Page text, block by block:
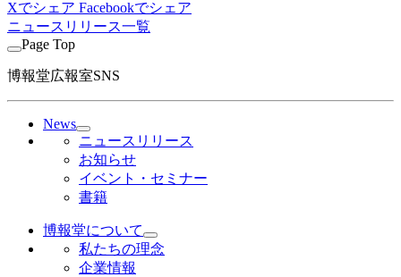
Xでシェア Facebookでシェア
ニュースリリース一覧
Page Top
博報堂広報室SNS
News
ニュースリリース
お知らせ
イベント・セミナー
書籍
博報堂について
私たちの理念
企業情報